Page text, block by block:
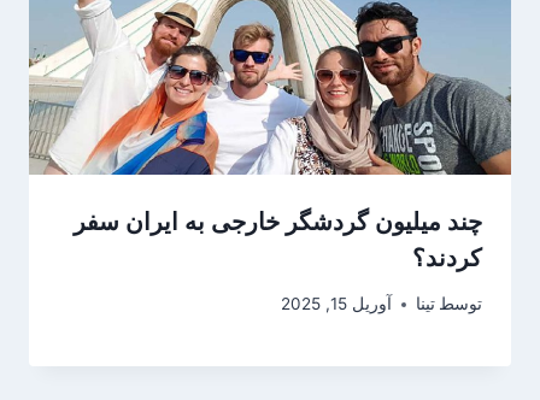
چند میلیون گردشگر خارجی به ایران سفر
کردند؟
توسط تینا آوریل 15, 2025